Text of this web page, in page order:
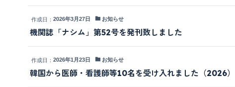
2026年3月27日 お知らせ
機関誌「ナシム」第52号を発刊致しました
2026年1月23日 お知らせ
韓国から医師・看護師等10名を受け入れました（2026）